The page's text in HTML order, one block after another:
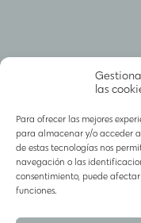
las
Para ofrecer las mejores
para almacenar y/o acceder
de estas tecnologías nos
navegación o las
consentimiento, puede
funciones.